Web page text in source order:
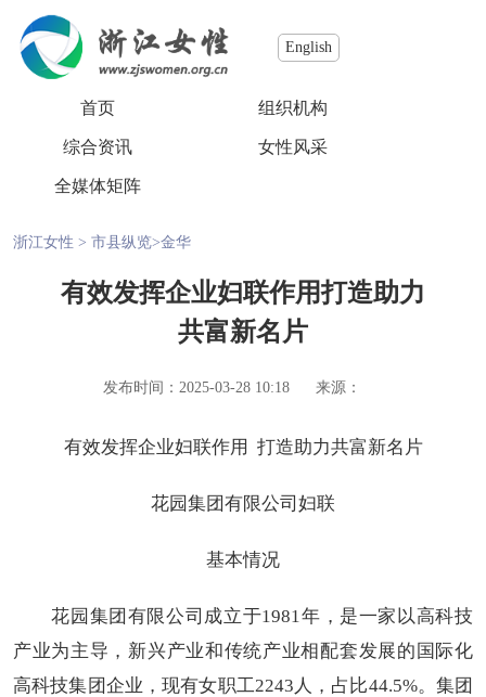
English
首页 组织机构
综合资讯 女性风采
全媒体矩阵
浙江女性 > 市县纵览>金华
有效发挥企业妇联作用打造助力
共富新名片
发布时间：2025-03-28 10:18 来源：
有效发挥企业妇联作用 打造助力共富新名片
花园集团有限公司妇联
基本情况
花园集团有限公司成立于1981年，是一家以高科技
产业为主导，新兴产业和传统产业相配套发展的国际化
高科技集团企业，现有女职工2243人，占比44.5%。集团